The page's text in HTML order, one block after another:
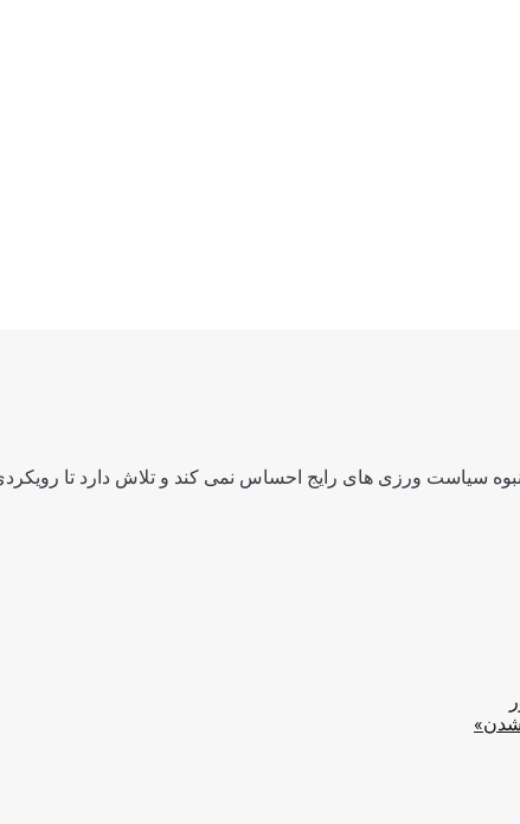
سیاست ورزی های رایج احساس نمی کند و تلاش دارد تا رویکردی